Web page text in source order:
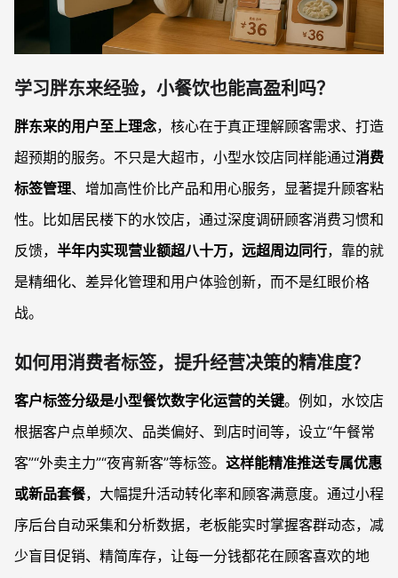
学习胖东来经验，小餐饮也能高盈利吗？
胖东来的用户至上理念，核心在于真正理解顾客需求、打造
超预期的服务。不只是大超市，小型水饺店同样能通过消费
标签管理、增加高性价比产品和用心服务，显著提升顾客粘
性。比如居民楼下的水饺店，通过深度调研顾客消费习惯和
反馈， 半年内实现营业额超八十万，远超周边同行，靠的就
是精细化、差异化管理和用户体验创新，而不是红眼价格
战。
如何用消费者标签，提升经营决策的精准度？
客户标签分级是小型餐饮数字化运营的关键。例如，水饺店
根据客户点单频次、品类偏好、到店时间等，设立“午餐常
客”“外卖主力”“夜宵新客”等标签。 这样能精准推送专属优惠
或新品套餐，大幅提升活动转化率和顾客满意度。通过小程
序后台自动采集和分析数据，老板能实时掌握客群动态，减
少盲目促销、精简库存，让每一分钱都花在顾客喜欢的地